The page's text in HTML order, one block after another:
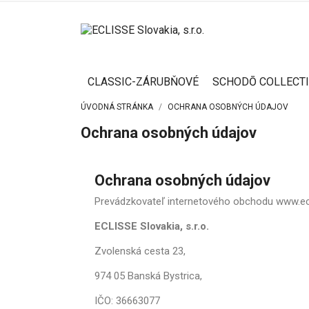
CLASSIC-ZÁRUBŇOVÉ SCHODŌ
ÚVODNÁ STRÁNKA OCHRANA OSOBNÝCH ÚDAJOV
Ochrana osobných údajov
Ochrana osobných údajov
Prevádzkovateľ internetového obchodu
ECLISSE Slovakia, s.r.o.
Zvolenská cesta 23,
974 05 Banská Bystrica,
IČO: 36663077